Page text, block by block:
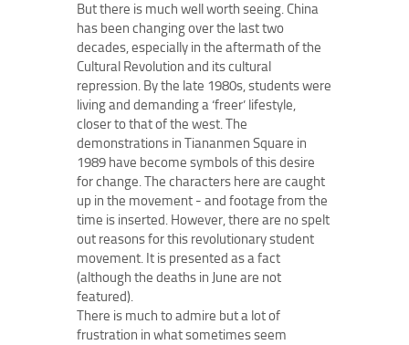
But there is much well worth seeing. China
has been changing over the last two
decades, especially in the aftermath of the
Cultural Revolution and its cultural
repression. By the late 1980s, students were
living and demanding a ‘freer’ lifestyle,
closer to that of the west. The
demonstrations in Tiananmen Square in
1989 have become symbols of this desire
for change. The characters here are caught
up in the movement - and footage from the
time is inserted. However, there are no spelt
out reasons for this revolutionary student
movement. It is presented as a fact
(although the deaths in June are not
featured).
There is much to admire but a lot of
frustration in what sometimes seem